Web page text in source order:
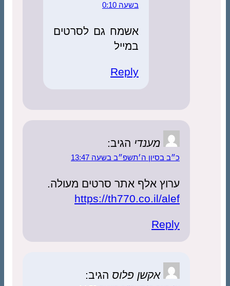
בשעה 0:10
אשמח גם לסרטים
במייל
Reply
מענדי הגיב:
כ״ב בסיון ה׳תשפ״ב בשעה 13:47
ערוץ אלף אתר סרטים מעולה.
https://th770.co.il/alef
Reply
אקשן פלוס הגיב: